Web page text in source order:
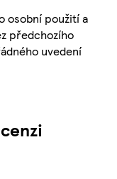
osobní použití a
předchozího
uvedení